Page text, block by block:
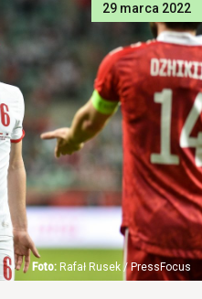
29 marca 2022
Rafał Rusek / PressFocus